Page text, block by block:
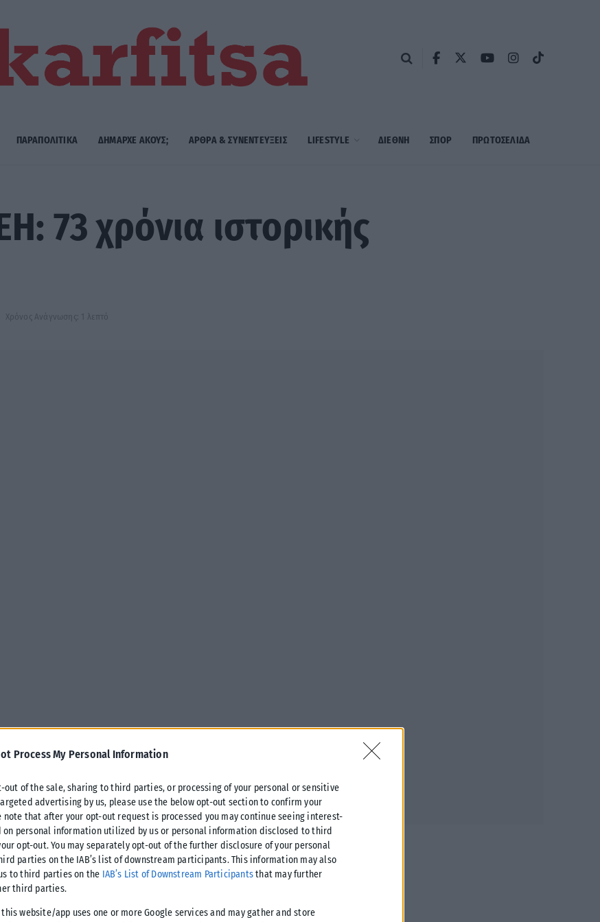
Process My Personal Information
out of the sale, sharing to third parties, or processing of your personal or sensitive
advertising by us, please use the below opt-out section to confirm your
note that after your opt-out request is processed you may continue seeing interest-
on personal information utilized by us or personal information disclosed to third
opt-out. You may separately opt-out of the further disclosure of your personal
parties on the IAB’s list of downstream participants. This information may also
to third parties on the IAB’s List of Downstream Participantsthat may further
third parties.
website/app uses one or more Google services and may gather and store
ΠΑΡΑΠΟΛΙΤΙΚΑ ΔΗΜΑΡΧE ΑΚΟΥΣ; ΑΡΘΡΑ & ΣΥΝΕΝΤΕΥΞΕΙΣ LIFESTYLE ΔΙΕΘΝΗ ΣΠΟΡ ΠΡΩΤΟΣΈΛΙΔΑ
73 χρόνια ιστορικής
Χρόνος Ανάγνωσης: 1 λεπτό
ιδρύεται η ΔΕΗ με στόχο «να
απομακρυσμένο σημείο της